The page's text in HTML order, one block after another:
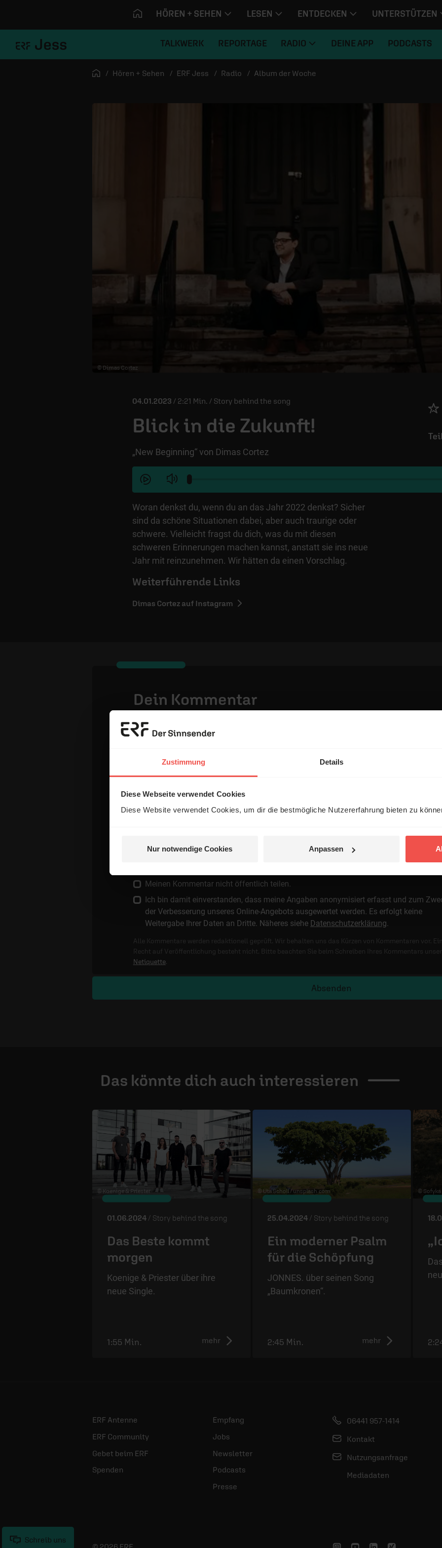
Zustimmung Details
Diese Webseite verwendet Cookies
Diese Website verwendet Cookies, um dir die bestmögliche Nutzererfahrung bieten zu
Nur notwendige Cookies Anpassen
HÖREN + SEHEN LESEN ENTDECKEN UNTERSTÜTZEN
TALKWERK REPORTAGE RADIO DEINE APP PODCASTS
Startseite
Hören + Sehen ERF Jess Radio Album der Woche
© Dimas Cortez
04.01.2023 / 2:21 Min. / Story behind the song
Blick in die Zukunft!
„New Beginning“ von Dimas Cortez
Woran denkst du, wenn du an das Jahr 2022 denkst? Sicher
sind da schöne Situationen dabei, aber auch traurige oder
schwere. Vielleicht fragst du dich, was du mit diesen
schweren Erinnerungen machen kannst, anstatt sie ins neue
Jahr mit reinzunehmen. Wir hätten da einen Vorschlag.
Weiterführende Links
Dimas Cortez auf Instagram
Dein Kommentar
Name:
E-Mail:
Die E-Mail-Adresse wird nicht veröffentlicht.
Meinen Kommentar nicht öffentlich teilen.
Ich bin damit einverstanden, dass meine Angaben anonymisiert erfasst und zum
der Verbesserung unseres Online-Angebots ausgewertet werden. Es erfolgt keine
Weitergabe Ihrer Daten an Dritte. Näheres siehe Datenschutzerklärung.
Alle Kommentare werden redaktionell geprüft. Wir behalten uns das Kürzen von Kommentaren vor. Ein
Recht auf Veröffentlichung besteht nicht. Bitte beachten Sie beim Schreiben Ihres Kommentars
Netiquette.
Absenden
Das könnte dich auch interessieren
© Koenige & Priester
01.06.2024 / Story behind the song
Das Beste kommt
morgen
Koenige & Priester über ihre
neue Single.
mehr
1:55 Min.
© Uta Scholl /unsplash.com
25.04.2024 / Story behind the song
Ein moderner Psalm
für die Schöpfung
JONNES. über seinen Song
„Baumkronen“.
mehr
2:45 Min.
© Sofyka
ERF Antenne
ERF Community
Gebet beim ERF
Spenden
Empfang
Jobs
Newsletter
Podcasts
Presse
06441 957-1414
Kontakt
Nutzungsanfrage
Mediadaten
Schreib uns